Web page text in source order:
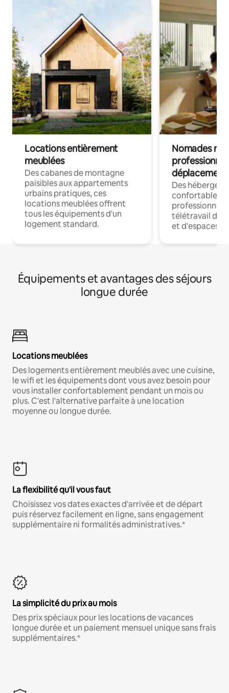
Locations entièrement
meublées
Des cabanes de montagne
paisibles aux appartements
urbains pratiques, ces
locations meublées offrent
tous les équipements d'un
logement standard.
Nomades
déplacement
Des
confortables
professionnels
télétravail
et d'espaces
Équipements et avantages des séjours
longue durée
Locations meublées
Des logements entièrement meublés avec une cuisine,
le wifi et les équipements dont vous avez besoin pour
vous installer confortablement pendant un mois ou
plus. C'est l'alternative parfaite à une location
moyenne ou longue durée.
La flexibilité qu'il vous faut
Choisissez vos dates exactes d'arrivée et de départ
puis réservez facilement en ligne, sans engagement
supplémentaire ni formalités administratives.*
La simplicité du prix au mois
Des prix spéciaux pour les locations de vacances
longue durée et un paiement mensuel unique sans frais
supplémentaires.*